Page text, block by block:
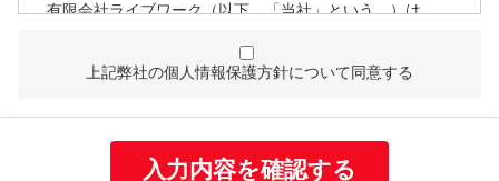
有限会社ライブワーク（以下、「当社」という。）は、
人情報の保護に関する法律（個人情報保護法）第21条第
たします。
上記弊社の個人情報保護方針について同意する